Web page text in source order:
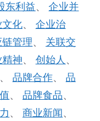
东利益、企业并
文化、 企业治
管理、 关联交
神、 创始人 、
、 品牌合作、 品
、 品牌食品、
、 商业新闻、